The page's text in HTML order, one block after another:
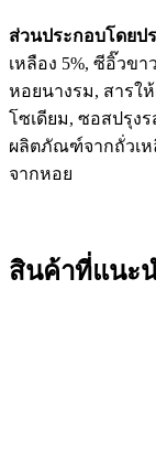
ชิ้น
ส่วนประกอบโดยป
เหลือง 5%, ซีอิ๊วข
หอยนางรม, สารใ
โซเดียม, ซอสปรุงร
ผลิตภัณฑ์จากถั่วเ
จากหอย
สินค้าที่แนะ